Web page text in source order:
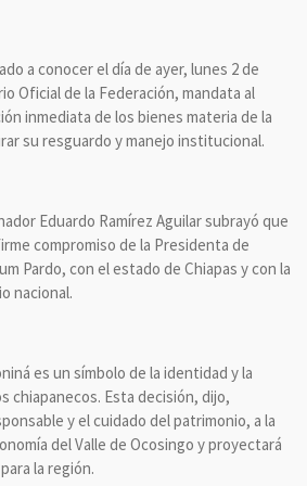
a conocer el día de ayer, lunes 2 de
Oficial de la Federación, mandata al
inmediata de los bienes materia de la
su resguardo y manejo institucional.
Eduardo Ramírez Aguilar subrayó que
compromiso de la Presidenta de
Pardo, con el estado de Chiapas y con la
nacional.
es un símbolo de la identidad y la
chiapanecos. Esta decisión, dijo,
y el cuidado del patrimonio, a la
del Valle de Ocosingo y proyectará
la región.